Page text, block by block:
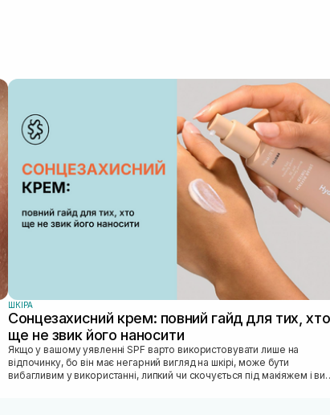
ШКIРА
Сонцезахисний крем: повний гайд для тих, хто
ще не звик його наносити
Якщо у вашому уявленні SPF варто використовувати лише на
відпочинку, бо він має негарний вигляд на шкірі, може бути
вибагливим у використанні, липкий чи скочується під макіяжем і ви